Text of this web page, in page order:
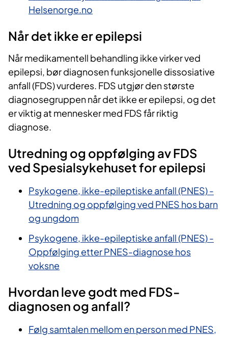
Helsenorge.no
Når det ikke er epilepsi
Når medikamentell behandling ikke virker ved
epilepsi, bør diagnosen funksjonelle dissosiative
anfall (FDS) vurderes. FDS utgjør den største
diagnosegruppen når det ikke er epilepsi, og det
er viktig at mennesker med FDS får riktig
diagnose.
Utredning og oppfølging av FDS
ved Spesialsykehuset for epilepsi
Psykogene, ikke-epileptiske anfall (PNES) -
Utredning og oppfølging ved PNES hos barn
og ungdom
Psykogene, ikke-epileptiske anfall (PNES) -
Oppfølging etter PNES-diagnose hos
voksne
Hvordan leve godt med FDS-
diagnosen og anfall?
Følg samtalen mellom en person med PNES,